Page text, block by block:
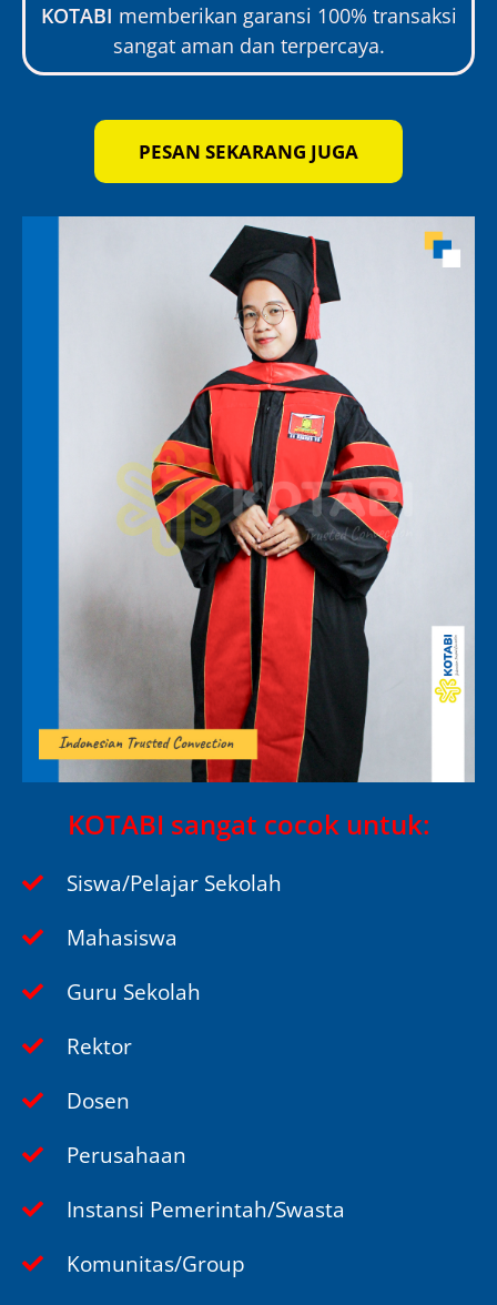
KOTABI memberikan garansi 100% transaksi
sangat aman dan terpercaya.
PESAN SEKARANG JUGA
KOTABI sangat cocok untuk:
Siswa/Pelajar Sekolah
Mahasiswa
Guru Sekolah
Rektor
Dosen
Perusahaan
Instansi Pemerintah/Swasta
Komunitas/Group